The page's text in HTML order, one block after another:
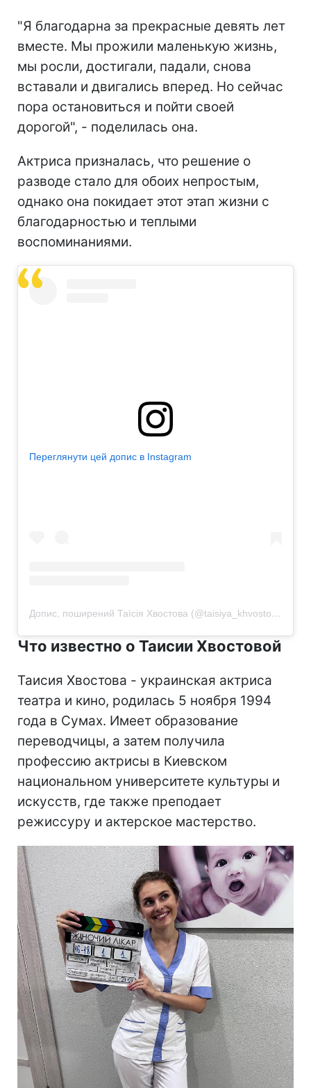
"Я благодарна за прекрасные девять лет
вместе. Мы прожили маленькую жизнь,
мы росли, достигали, падали, снова
вставали и двигались вперед. Но сейчас
пора остановиться и пойти своей
дорогой", - поделилась она.
Актриса призналась, что решение о
разводе стало для обоих непростым,
однако она покидает этот этап жизни с
благодарностью и теплыми
воспоминаниями.
Переглянути цей допис в Instagram
Допис, поширений Таїсія Хвостова (@taisiya_khvostova)
Что известно о Таисии Хвостовой
Таисия Хвостова - украинская актриса
театра и кино, родилась 5 ноября 1994
года в Сумах. Имеет образование
переводчицы, а затем получила
профессию актрисы в Киевском
национальном университете культуры и
искусств, где также преподает
режиссуру и актерское мастерство.